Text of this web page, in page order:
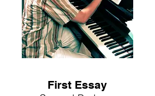
First Essay